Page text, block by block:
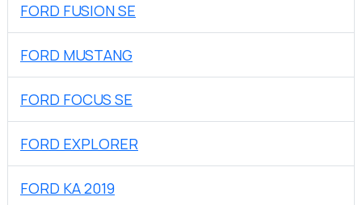
FORD FUSION SE
FORD MUSTANG
FORD FOCUS SE
FORD EXPLORER
FORD KA 2019